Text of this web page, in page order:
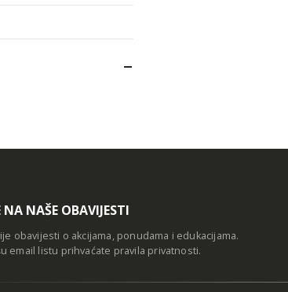
NA NAŠE OBAVIJESTI
obavijesti o akcijama, ponudama i edukacijama.
email listu prihvaćate pravila privatnosti.